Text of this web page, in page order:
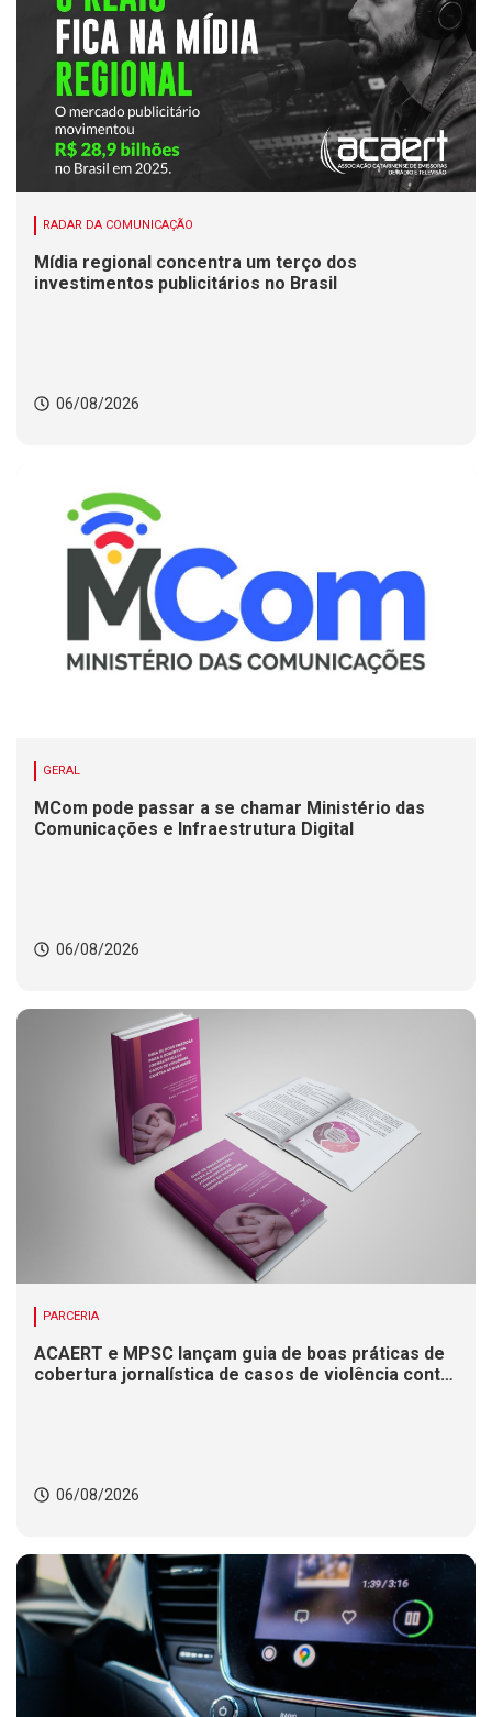
RADAR DA COMUNICAÇÃO
Mídia regional concentra um terço dos
investimentos publicitários no Brasil
06/08/2026
GERAL
MCom pode passar a se chamar Ministério das
Comunicações e Infraestrutura Digital
06/08/2026
PARCERIA
ACAERT e MPSC lançam guia de boas práticas de
cobertura jornalística de casos de violência contra
06/08/2026